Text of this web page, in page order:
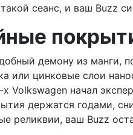
сеанс, и ваш Buzz
демону из манги,
или цинковые слои
Volkswagen начал
держатся годами,
реликвии, ваш Buzz